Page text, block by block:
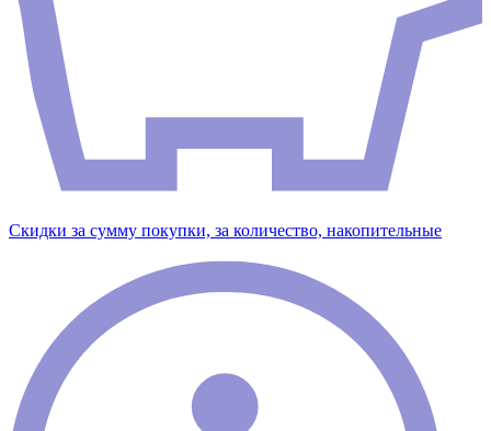
Скидки за сумму покупки, за количество, накопительные